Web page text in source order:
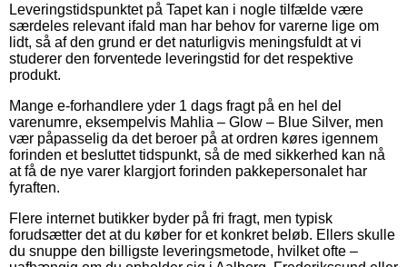
Leveringstidspunktet på Tapet kan i nogle tilfælde være
særdeles relevant ifald man har behov for varerne lige om
lidt, så af den grund er det naturligvis meningsfuldt at vi
studerer den forventede leveringstid for det respektive
produkt.
Mange e-forhandlere yder 1 dags fragt på en hel del
varenumre, eksempelvis Mahlia – Glow – Blue Silver, men
vær påpasselig da det beroer på at ordren køres igennem
forinden et besluttet tidspunkt, så de med sikkerhed kan nå
at få de nye varer klargjort forinden pakkepersonalet har
fyraften.
Flere internet butikker byder på fri fragt, men typisk
forudsætter det at du køber for et konkret beløb. Ellers skulle
du snuppe den billigste leveringsmetode, hvilket ofte –